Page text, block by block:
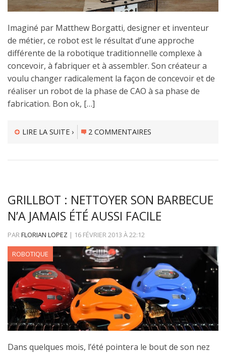
Imaginé par Matthew Borgatti, designer et inventeur
de métier, ce robot est le résultat d’une approche
différente de la robotique traditionnelle complexe à
concevoir, à fabriquer et à assembler. Son créateur a
voulu changer radicalement la façon de concevoir et de
réaliser un robot de la phase de CAO à sa phase de
fabrication. Bon ok, […]
LIRE LA SUITE › 2 COMMENTAIRES
GRILLBOT : NETTOYER SON BARBECUE
N’A JAMAIS ÉTÉ AUSSI FACILE
PAR FLORIAN LOPEZ | 16 FÉVRIER 2013 À 22:12
ROBOTIQUE
Dans quelques mois, l’été pointera le bout de son nez